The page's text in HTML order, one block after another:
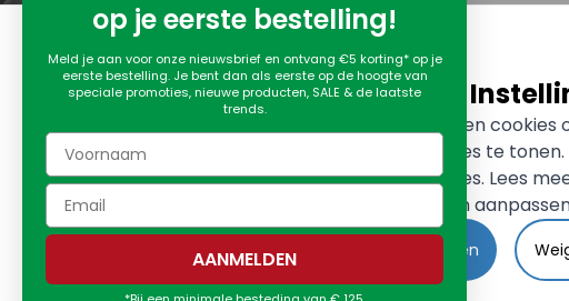
Cookie
Wij gebruiken
advertenties te
advertenties. Lees
voorkeuren
Accepteren
op je eerste bestelling!
Meld je aan voor onze nieuwsbrief en ontvang €5 korting* op je
eerste bestelling. Je bent dan als eerste op de hoogte van
speciale promoties, nieuwe producten, SALE & de laatste
trends.
AANMELDEN